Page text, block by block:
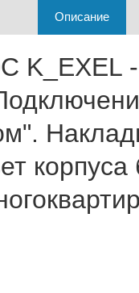
Описание
K_EXEL